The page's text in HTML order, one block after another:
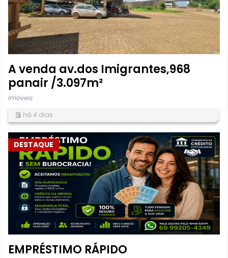
A venda av.dos Imigrantes,968
panair /3.097m²
Imóveis
há 4 dias
DESTAQUE
EMPRÉSTIMO RÁPIDO